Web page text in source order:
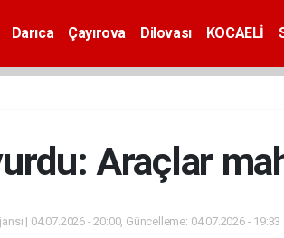
Darıca Çayırova Dilovası KOCAELİ
Araçlar
| 04.07.2026 - 20:00, Güncelleme: 04.07.2026 - 19:33